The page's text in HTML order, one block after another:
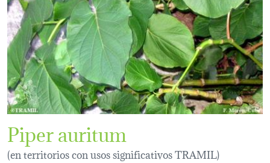
Piper auritum
(en territorios con usos significativos TRAMIL)